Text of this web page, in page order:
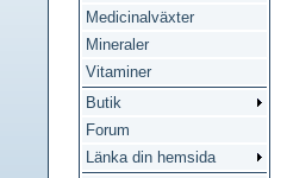
Medicinalväxter
Mineraler
Vitaminer
Butik
Forum
Länka din hemsida